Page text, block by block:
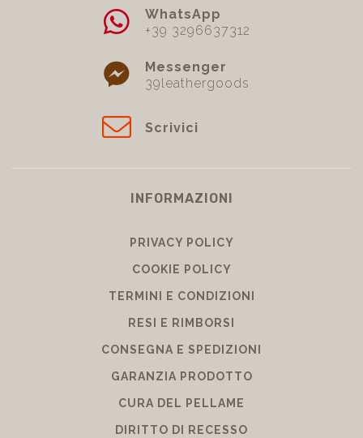
WhatsApp
+39 3296637312
Messenger
39leathergoods
Scrivici
INFORMAZIONI
PRIVACY POLICY
COOKIE POLICY
TERMINI E CONDIZIONI
RESI E RIMBORSI
CONSEGNA E SPEDIZIONI
GARANZIA PRODOTTO
CURA DEL PELLAME
DIRITTO DI RECESSO